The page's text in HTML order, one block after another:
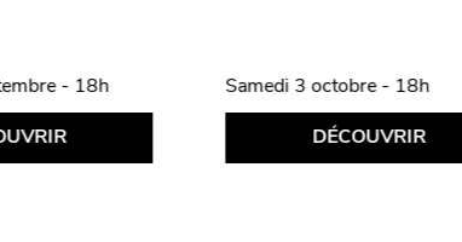
- 18h
Samedi 3 octobre - 18h
DÉCOUVRIR